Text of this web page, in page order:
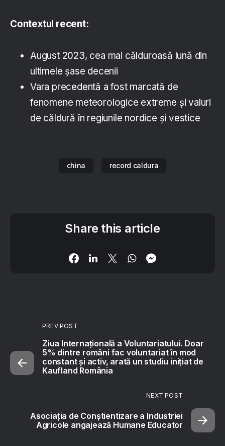
Contextul recent:
August 2023, cea mai călduroasă lună din
ultimele şase decenii
Vara precedentă a fost marcată de
fenomene meteorologice extreme şi valuri
de căldură în regiunile nordice şi vestice
china record caldura
Share this article
PREV POST
Ziua Internațională a Voluntariatului. Doar
5% dintre români fac voluntariat în mod
constant și activ, arată un studiu inițiat de
Kaufland România
NEXT POST
Asociația de Conștientizare a Industriei
Agricole angajează Humane Educator